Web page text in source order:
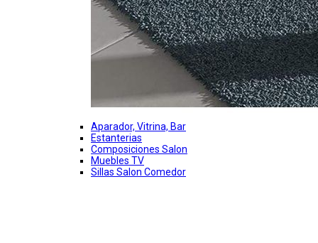
Aparador, Vitrina, Bar
Estanterias
Composiciones Salon
Muebles TV
Sillas Salon Comedor